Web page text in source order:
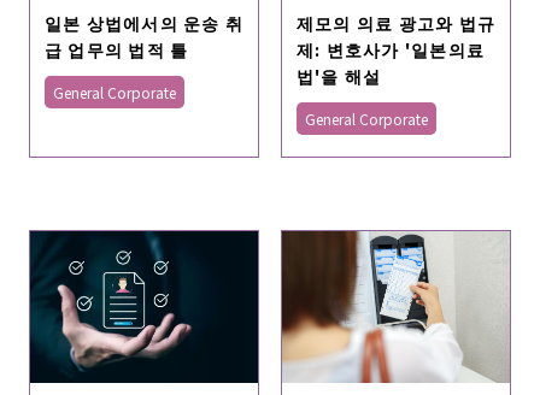
일본 상법에서의 운송 취
급 업무의 법적 틀
General Corporate
제모의 의료 광고와 법규
제: 변호사가 '일본의료
법'을 해설
General Corporate